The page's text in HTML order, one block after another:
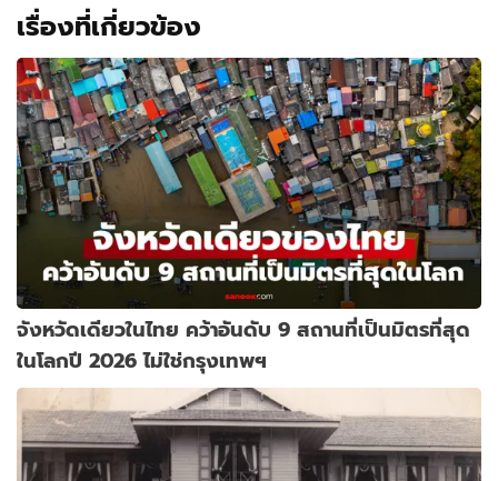
เรื่องที่เกี่ยวข้อง
จังหวัดเดียวในไทย คว้าอันดับ 9 สถานที่เป็นมิตรที่สุด
ในโลกปี 2026 ไม่ใช่กรุงเทพฯ